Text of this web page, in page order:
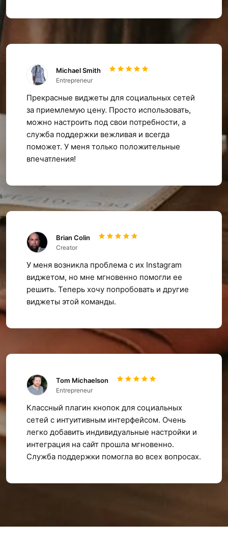
Michael Smith
Entrepreneur
Прекрасные виджеты для социальных сетей
за приемлемую цену. Просто использовать,
можно настроить под свои потребности, а
служба поддержки вежливая и всегда
поможет. У меня только положительные
впечатления!
Brian Colin
Creator
У меня возникла проблема с их Instagram
виджетом, но мне мгновенно помогли ее
решить. Теперь хочу попробовать и другие
виджеты этой команды.
Tom Michaelson
Entrepreneur
Классный плагин кнопок для социальных
сетей с интуитивным интерфейсом. Очень
легко добавить индивидуальные настройки и
интеграция на сайт прошла мгновенно.
Служба поддержки помогла во всех вопросах.